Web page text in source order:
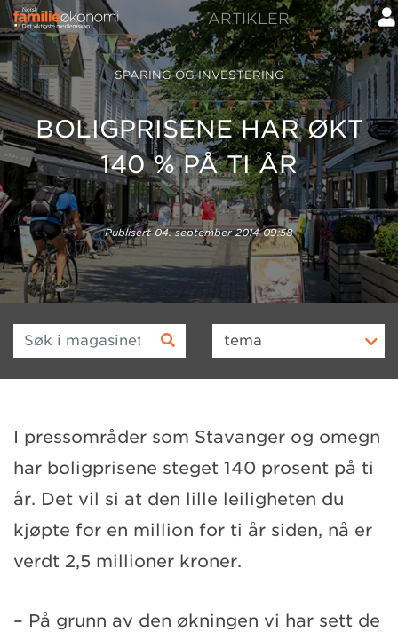
ARTIKLER
SPARING OG INVESTERING
BOLIGPRISENE HAR ØKT
140 % PÅ TI ÅR
Publisert04. september 2014 09:58
Søk i magasinet tema
I pressområder som Stavanger og omegn
har boligprisene steget 140 prosent på ti
år. Det vil si at den lille leiligheten du
kjøpte for en million for ti år siden, nå er
verdt 2,5 millioner kroner.
– På grunn av den økningen vi har sett de